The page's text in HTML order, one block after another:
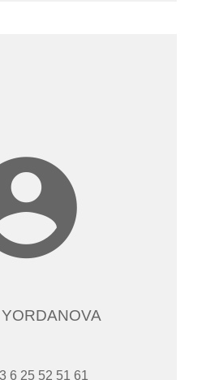
6 25 52 51 61